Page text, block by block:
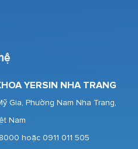
YERSIN NHA TRANG
Gia, Phường Nam Nha Trang,
Nam
hoặc 0911 011 505